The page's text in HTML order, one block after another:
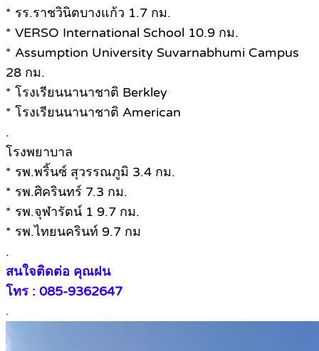
* รร.ราชวินิตบางแก้ว 1.7 กม.
* VERSO International School 10.9 กม.
* Assumption University Suvarnabhumi Campus
28 กม.
* โรงเรียนนานาชาติ Berkley
* โรงเรียนนานาชาติ American
.
โรงพยาบาล
* รพ.พริ้นซ์ สุวรรณภูมิ 3.4 กม.
* รพ.ศิครินทร์ 7.3 กม.
* รพ.จุฬารัตน์ 1 9.7 กม.
* รพ.ไทยนครินท์ 9.7 กม
.
สนใจติดต่อ คุณฝน
โทร : 085-9362647
.